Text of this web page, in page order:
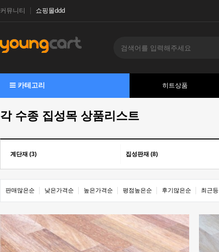
커뮤니티 쇼핑몰ddd
카테고리 히트상품
각 수종 집성목 상품리스트
계단재 (3) 집성판재 (8)
판매많은순 낮은가격순 높은가격순 평점높은순 후기많은순 최근